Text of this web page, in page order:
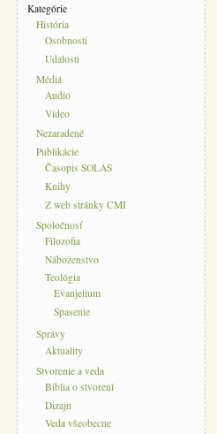
Kategórie
História
Osobnosti
Udalosti
Médiá
Audio
Video
Nezaradené
Publikácie
Časopis SOLAS
Knihy
Z web stránky CMI
Spoločnosť
Filozofia
Náboženstvo
Teológia
Evanjelium
Spasenie
Správy
Aktuality
Stvorenie a veda
Biblia o stvorení
Dizajn
Veda všeobecne